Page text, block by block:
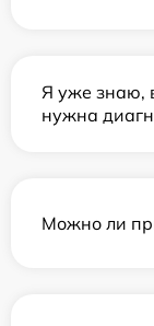
Я уже знаю,
нужна
Можно ли